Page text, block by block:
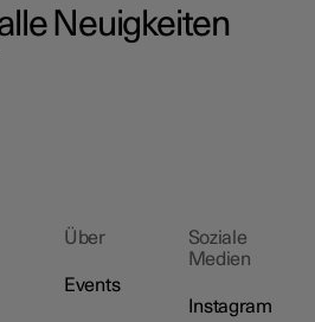
Neuigkeiten
Über
Events
Soziale
Medien
Instagram